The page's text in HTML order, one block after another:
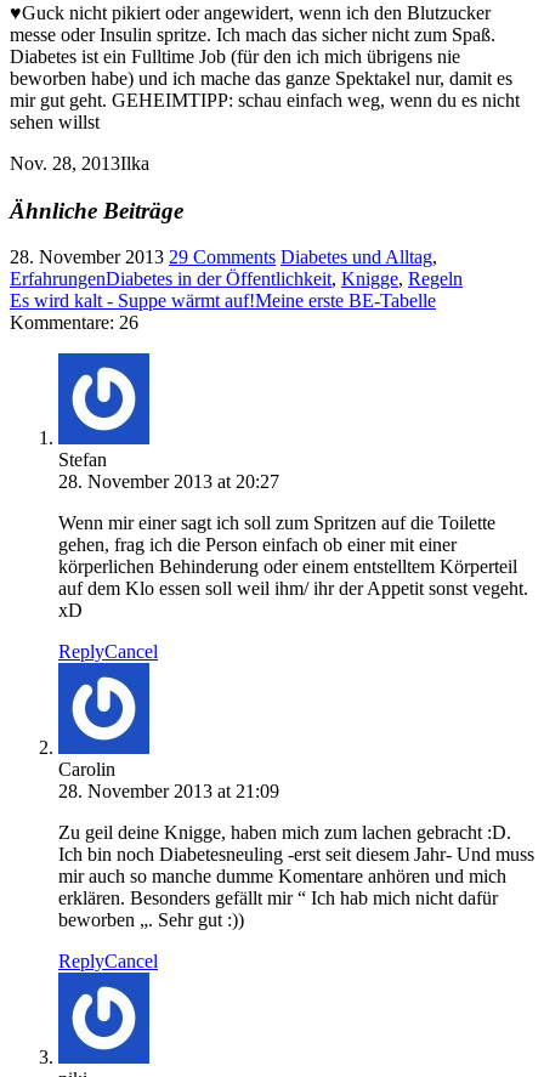
♥Guck nicht pikiert oder angewidert, wenn ich den Blutzucker
messe oder Insulin spritze. Ich mach das sicher nicht zum Spaß.
Diabetes ist ein Fulltime Job (für den ich mich übrigens nie
beworben habe) und ich mache das ganze Spektakel nur, damit es
mir gut geht. GEHEIMTIPP: schau einfach weg, wenn du es nicht
sehen willst
Nov. 28, 2013Ilka
Ähnliche Beiträge
28. November 2013 29 Comments Diabetes und Alltag,
ErfahrungenDiabetes in der Öffentlichkeit, Knigge, Regeln
Es wird kalt - Suppe wärmt auf!Meine erste BE-Tabelle
Kommentare: 26
Stefan
28. November 2013 at 20:27
Wenn mir einer sagt ich soll zum Spritzen auf die Toilette
gehen, frag ich die Person einfach ob einer mit einer
körperlichen Behinderung oder einem entstelltem Körperteil
auf dem Klo essen soll weil ihm/ ihr der Appetit sonst vegeht.
xD
ReplyCancel
Carolin
28. November 2013 at 21:09
Zu geil deine Knigge, haben mich zum lachen gebracht :D.
Ich bin noch Diabetesneuling -erst seit diesem Jahr- Und muss
mir auch so manche dumme Komentare anhören und mich
erklären. Besonders gefällt mir “ Ich hab mich nicht dafür
beworben „. Sehr gut :))
ReplyCancel